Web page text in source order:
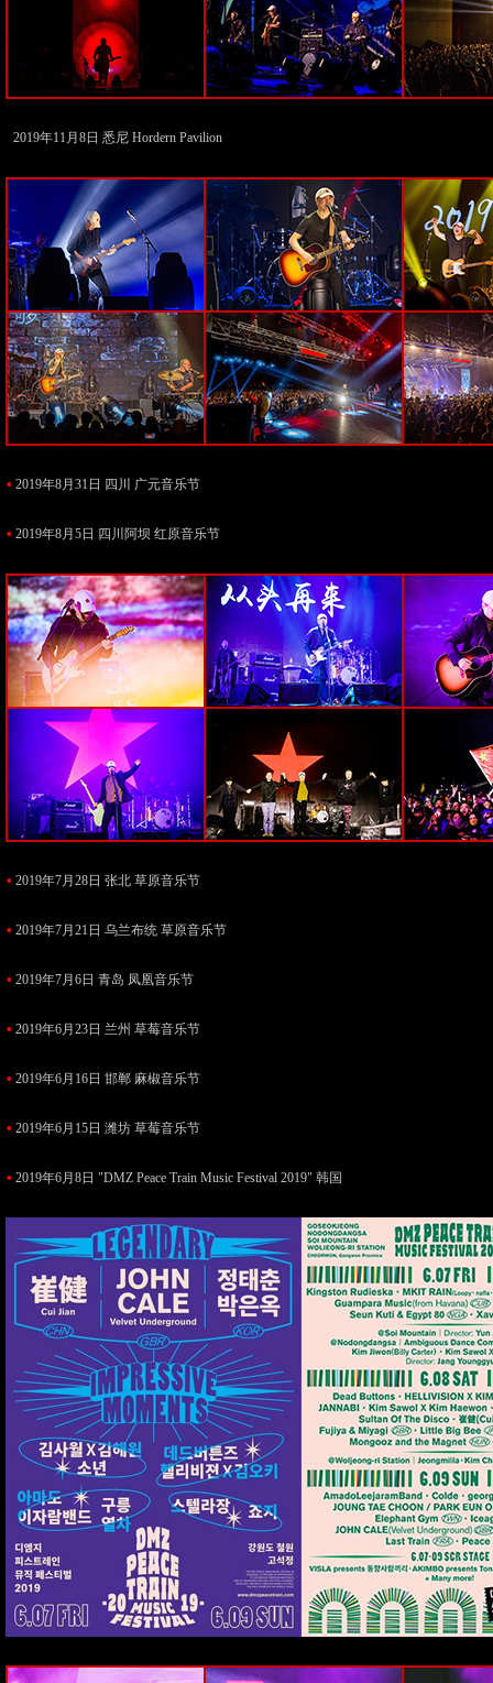
2019年11月8日 悉尼 Hordern Pavilion
• 2019年8月31日 四川 广元音乐节
• 2019年8月5日 四川阿坝 红原音乐节
• 2019年7月28日 张北 草原音乐节
• 2019年7月21日 乌兰布统 草原音乐节
• 2019年7月6日 青岛 凤凰音乐节
• 2019年6月23日 兰州 草莓音乐节
• 2019年6月16日 邯郸 麻椒音乐节
• 2019年6月15日 潍坊 草莓音乐节
• 2019年6月8日 "DMZ Peace Train Music Festival 2019" 韩国